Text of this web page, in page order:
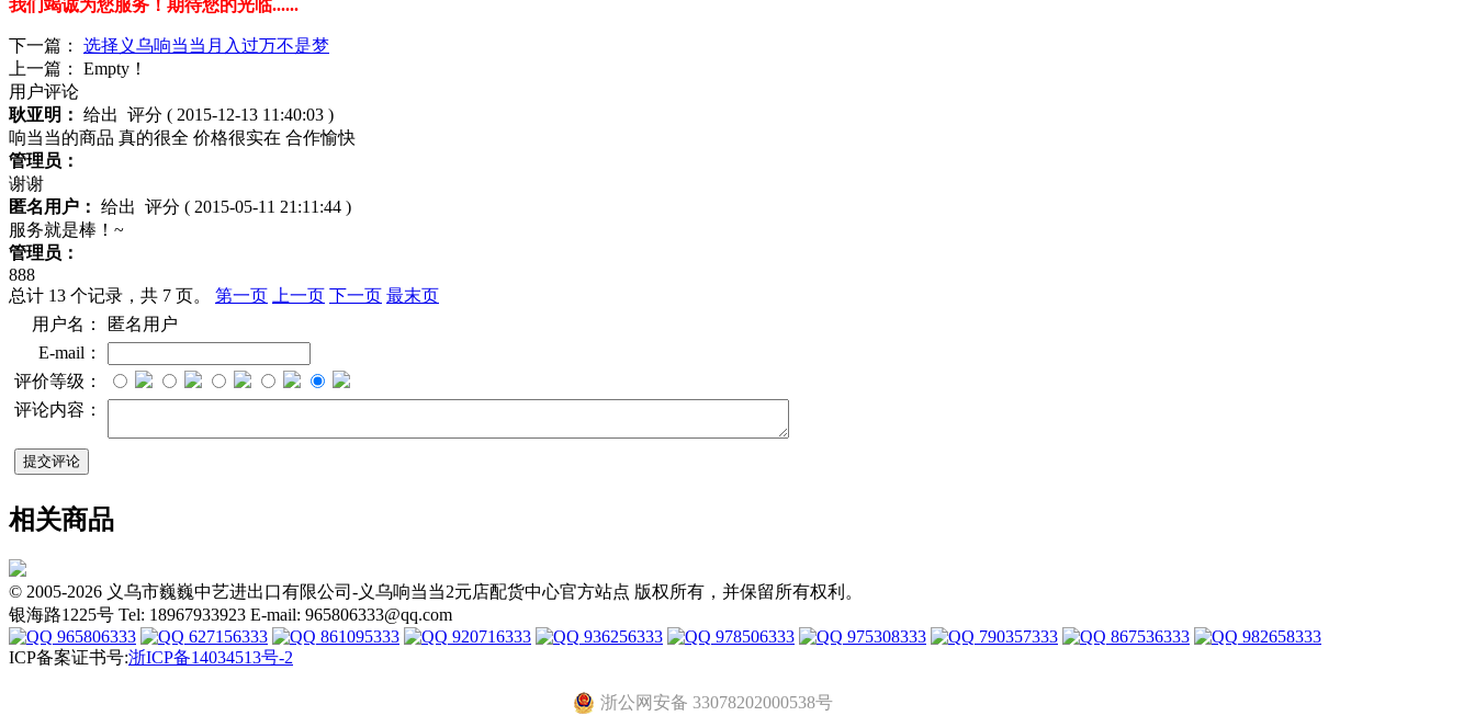
我们竭诚为您服务！期待您的光临......
下一篇： 选择义乌响当当月入过万不是梦
上一篇： Empty！
用户评论
耿亚明： 给出 评分 ( 2015-12-13 11:40:03 )
响当当的商品 真的很全 价格很实在 合作愉快
管理员：
谢谢
匿名用户： 给出 评分 ( 2015-05-11 21:11:44 )
服务就是棒！~
管理员：
888
总计 13 个记录，共 7 页。 第一页 上一页 下一页 最末页
用户名：
匿名用户
E-mail：
评价等级：
评论内容：
相关商品
© 2005-2026 义乌市巍巍中艺进出口有限公司-义乌响当当2元店配货中心官方站点 版权所有，并保留所有权利。
银海路1225号 Tel: 18967933923 E-mail: 965806333@qq.com
965806333
627156333 861095333 920716333 936256333 978506333 975308333 790357333 867536333
982658333
ICP备案证书号:浙ICP备14034513号-2
浙公网安备 33078202000538号